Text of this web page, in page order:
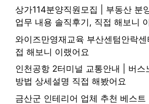
상가114분양직원모집 | 부동산 분
업무 내용 솔직후기, 직접 해보니
와이즈만영재교육 부산센텀안락
접 해보니 이랬어요
인천공항 2터미널 교통안내 | 버스
방법 상세설명 직접 해봤어요
금산군 인테리어 업체 추천 베스